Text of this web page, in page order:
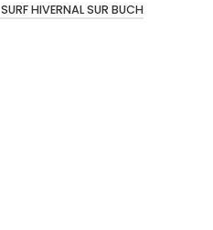
SURF HIVERNAL SUR BUCH